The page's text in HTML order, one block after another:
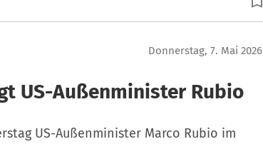
Donnerstag, 7. Mai 2026
US-Außenminister Rubio
US-Außenminister Marco Rubio im